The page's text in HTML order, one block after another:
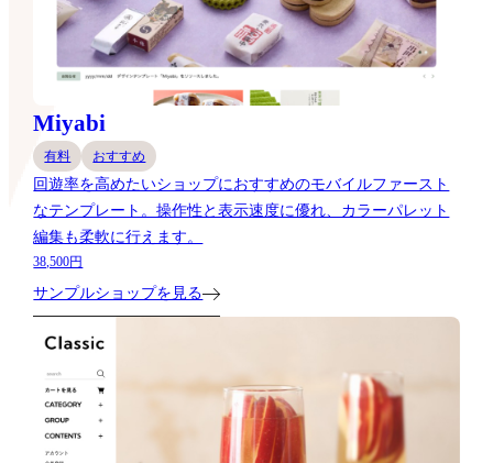
Miyabi
有料 おすすめ
回遊率を高めたいショップにおすすめのモバイルファースト
なテンプレート。操作性と表示速度に優れ、カラーパレット
編集も柔軟に行えます。
38,500円
サンプルショップを見る